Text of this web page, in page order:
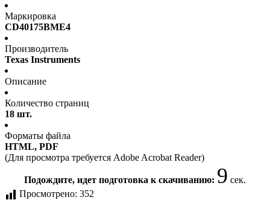
Маркировка
CD40175BME4
Производитель
Texas Instruments
Описание
Количество страниц
18 шт.
Форматы файла
HTML, PDF
(Для просмотра требуется Adobe Acrobat Reader)
Подождите, идет подготовка к скачиванию: 9 сек.
Просмотрено: 352